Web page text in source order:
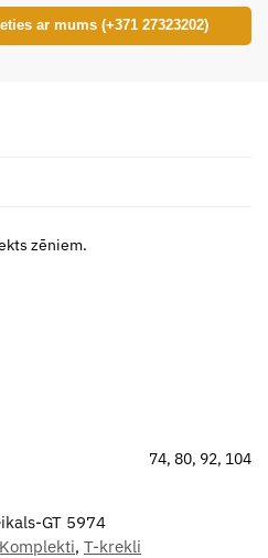
ar mums (+371 27323202)
zēniem.
74, 80, 92, 104
GT 5974
Komplekti, T-krekli